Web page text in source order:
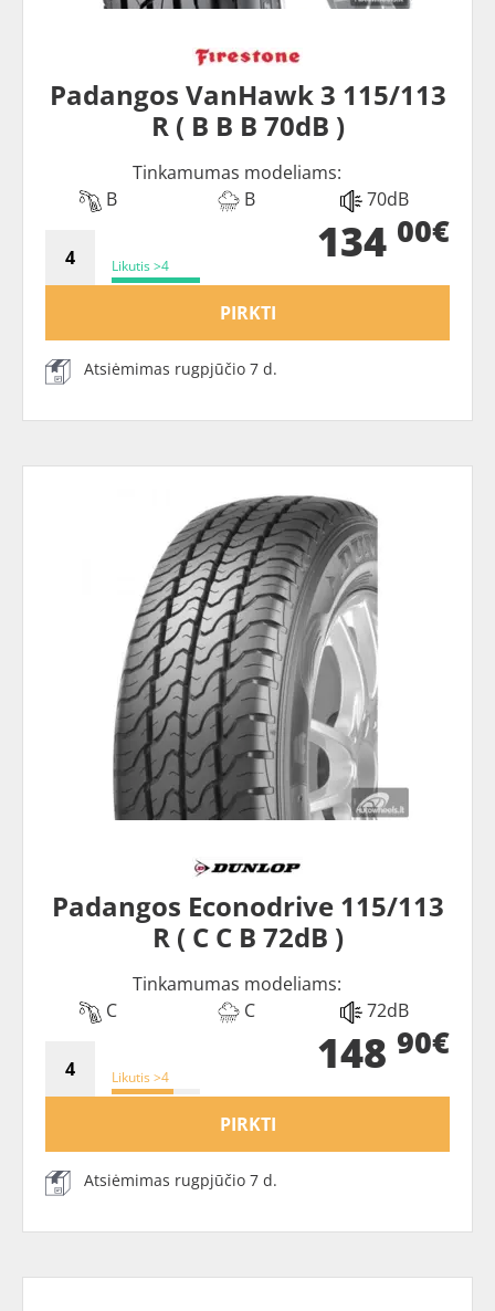
Padangos VanHawk 3 115/113
R ( B B B 70dB )
Tinkamumas modeliams:
B
B 70dB
Likutis >4 134 00€
PIRKTI
Atsiėmimas rugpjūčio 7 d.
Padangos Econodrive 115/113
R ( C C B 72dB )
Tinkamumas modeliams:
C
C 72dB
Likutis >4 148 90€
PIRKTI
Atsiėmimas rugpjūčio 7 d.